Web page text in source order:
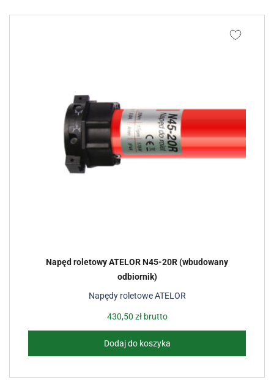
Napędy roletowe ATELOR
Napęd roletowy ATELOR N45-20R (wbudowany
odbiornik)
430,50 złbrutto
Dodaj do koszyka